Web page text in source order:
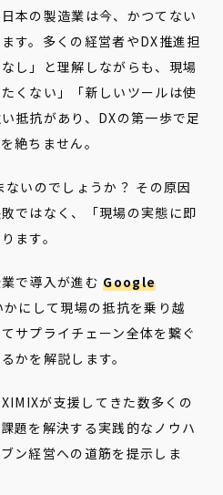
本の製造業は今、かつてない
す。多くの経営者やDX推進担
し」と理解しながらも、現場
くない」「新しいツールは使
抵抗があり、DXの第一歩で足
絶ちません。
いのでしょうか？ その原因
ではなく、「現場の実態に即
ます。
で導入が進むGoogle
にして現場の抵抗を乗り越
サプライチェーン全体を繋ぐ
かを解説します。
が支援してきた数多くの
題を解決する実践的なノウハ
ン経営への道筋を提示しま